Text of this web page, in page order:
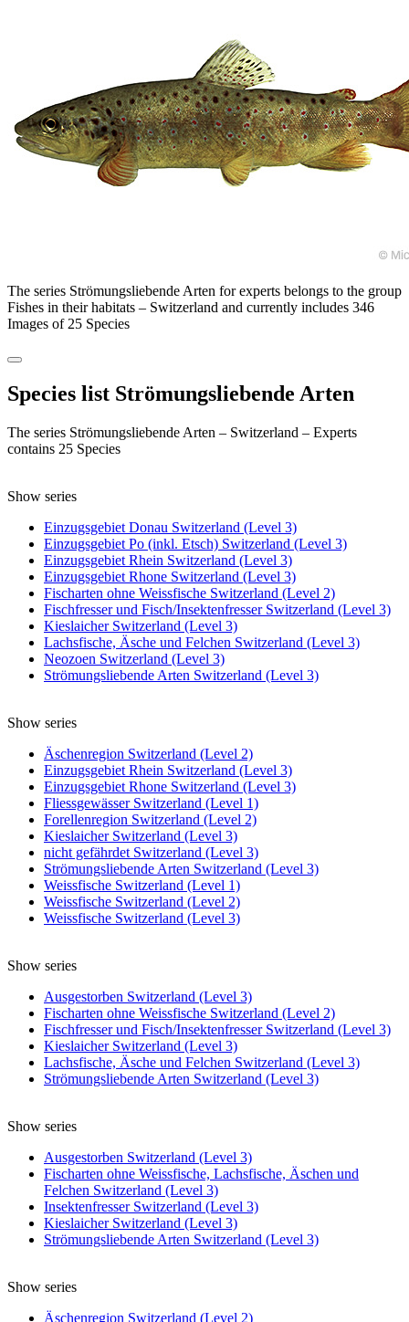
The series Strömungsliebende Arten for experts belongs to the group
Fishes in their habitats – Switzerland and currently includes 346
Images of 25 Species
Species list Strömungsliebende Arten
The series Strömungsliebende Arten – Switzerland – Experts
contains 25 Species
Show series
Einzugsgebiet Donau Switzerland (Level 3)
Einzugsgebiet Po (inkl. Etsch) Switzerland (Level 3)
Einzugsgebiet Rhein Switzerland (Level 3)
Einzugsgebiet Rhone Switzerland (Level 3)
Fischarten ohne Weissfische Switzerland (Level 2)
Fischfresser und Fisch/Insektenfresser Switzerland (Level 3)
Kieslaicher Switzerland (Level 3)
Lachsfische, Äsche und Felchen Switzerland (Level 3)
Neozoen Switzerland (Level 3)
Strömungsliebende Arten Switzerland (Level 3)
Show series
Äschenregion Switzerland (Level 2)
Einzugsgebiet Rhein Switzerland (Level 3)
Einzugsgebiet Rhone Switzerland (Level 3)
Fliessgewässer Switzerland (Level 1)
Forellenregion Switzerland (Level 2)
Kieslaicher Switzerland (Level 3)
nicht gefährdet Switzerland (Level 3)
Strömungsliebende Arten Switzerland (Level 3)
Weissfische Switzerland (Level 1)
Weissfische Switzerland (Level 2)
Weissfische Switzerland (Level 3)
Show series
Ausgestorben Switzerland (Level 3)
Fischarten ohne Weissfische Switzerland (Level 2)
Fischfresser und Fisch/Insektenfresser Switzerland (Level 3)
Kieslaicher Switzerland (Level 3)
Lachsfische, Äsche und Felchen Switzerland (Level 3)
Strömungsliebende Arten Switzerland (Level 3)
Show series
Ausgestorben Switzerland (Level 3)
Fischarten ohne Weissfische, Lachsfische, Äschen und
Felchen Switzerland (Level 3)
Insektenfresser Switzerland (Level 3)
Kieslaicher Switzerland (Level 3)
Strömungsliebende Arten Switzerland (Level 3)
Show series
Äschenregion Switzerland (Level 2)